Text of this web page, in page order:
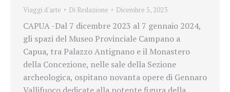
Viaggi d'arte Di Redazione Dicembre 5, 2023
CAPUA -Dal 7 dicembre 2023 al 7 gennaio 2024,
gli spazi del Museo Provinciale Campano a
Capua, tra Palazzo Antignano e il Monastero
della Concezione, nelle sale della Sezione
archeologica, ospitano novanta opere di Gennaro